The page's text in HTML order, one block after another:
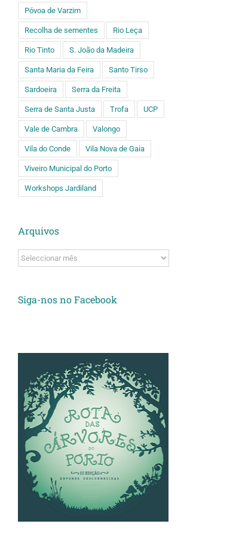
Póvoa de Varzim
Recolha de sementes Rio Leça
Rio Tinto S. João da Madeira
Santa Maria da Feira Santo Tirso
Sardoeira Serra da Freita
Serra de Santa Justa Trofa UCP
Vale de Cambra Valongo
Vila do Conde Vila Nova de Gaia
Viveiro Municipal do Porto
Workshops Jardiland
Arquivos
Arquivos
Siga-nos no Facebook